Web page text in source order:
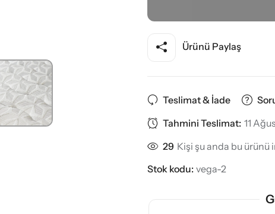
Ürünü Paylaş
Teslimat & İade
Tahmini Teslimat: 11
29 Kişi şu anda bu ürünü
Stok kodu: vega-2